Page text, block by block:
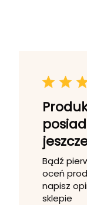
Bądź
oceń
napisz
sklepie